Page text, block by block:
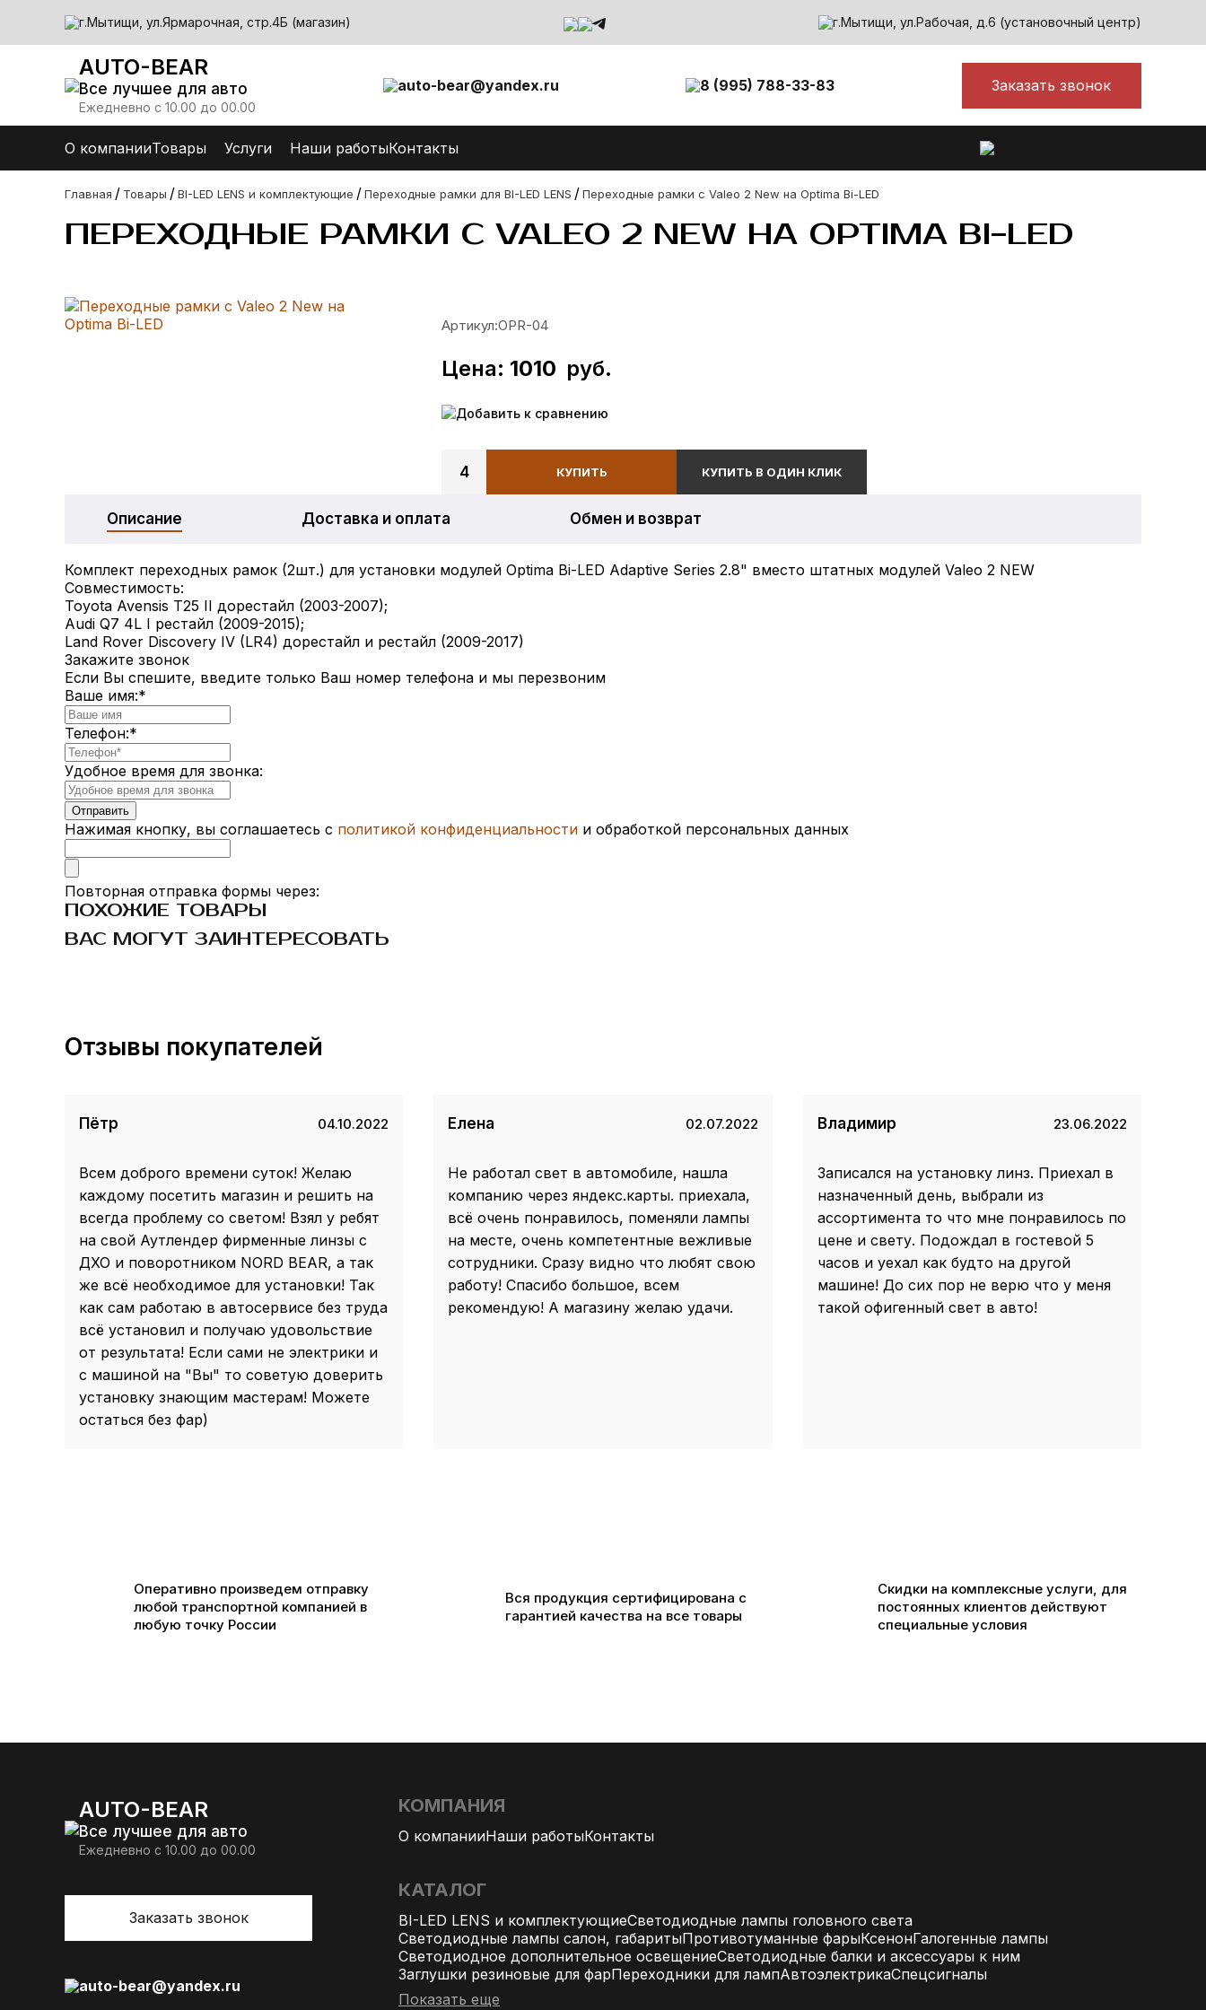
г.Мытищи, ул.Ярмарочная, стр.4Б (магазин) г.Мытищи, ул.Рабочая, д.6 (установочный центр)
AUTO-BEAR
Все лучшее для авто
Ежедневно с 10.00 до 00.00
auto-bear@yandex.ru 8 (995) 788-33-83 Заказать звонок
О компанииТовары Услуги Наши работыКонтакты
Главная / Товары /BI-LED LENS и комплектующие /Переходные рамки для BI-LED LENS /Переходные рамки с Valeo 2 New на Optima Bi-LED
ПЕРЕХОДНЫЕ РАМКИ С VALEO 2 NEW НА OPTIMA BI-LED
Артикул:OPR-04
Цена: 1010 руб.
Добавить к сравнению
4 КУПИТЬ КУПИТЬ В ОДИН КЛИК
Описание Доставка и оплата Обмен и возврат
Комплект переходных рамок (2шт.) для установки модулей Optima Bi-LED Adaptive Series 2.8" вместо штатных модулей Valeo 2 NEW
Совместимость:
Toyota Avensis T25 II дорестайл (2003-2007);
Audi Q7 4L I рестайл (2009-2015);
Land Rover Discovery IV (LR4) дорестайл и рестайл (2009-2017)
Закажите звонок
Если Вы спешите, введите только Ваш номер телефона и мы перезвоним
Ваше имя:*
Телефон:*
Удобное время для звонка:
Нажимая кнопку, вы соглашаетесь с политикой конфиденциальности и обработкой персональных данных
Повторная отправка формы через:
ПОХОЖИЕ ТОВАРЫ
ВАС МОГУТ ЗАИНТЕРЕСОВАТЬ
Отзывы покупателей
Пётр 04.10.2022
Всем доброго времени суток! Желаю
каждому посетить магазин и решить на
всегда проблему со светом! Взял у ребят
на свой Аутлендер фирменные линзы с
ДХО и поворотником NORD BEAR, а так
же всё необходимое для установки! Так
как сам работаю в автосервисе без труда
всё установил и получаю удовольствие
от результата! Если сами не электрики и
с машиной на "Вы" то советую доверить
установку знающим мастерам! Можете
остаться без фар)
Елена 02.07.2022
Не работал свет в автомобиле, нашла
компанию через яндекс.карты. приехала,
всё очень понравилось, поменяли лампы
на месте, очень компетентные вежливые
сотрудники. Сразу видно что любят свою
работу! Спасибо большое, всем
рекомендую! А магазину желаю удачи.
Владимир 23.06.2022
Записался на установку линз. Приехал в
назначенный день, выбрали из
ассортимента то что мне понравилось по
цене и свету. Подождал в гостевой 5
часов и уехал как будто на другой
машине! До сих пор не верю что у меня
такой офигенный свет в авто!
Оперативно произведем отправку
любой транспортной компанией в
любую точку России
Вся продукция сертифицирована с
гарантией качества на все товары
Скидки на комплексные услуги, для
постоянных клиентов действуют
специальные условия
AUTO-BEAR
Все лучшее для авто
Ежедневно с 10.00 до 00.00
Заказать звонок
auto-bear@yandex.ru
КОМПАНИЯ
О компанииНаши работыКонтакты
КАТАЛОГ
BI-LED LENS и комплектующиеСветодиодные лампы головного света
Светодиодные лампы салон, габаритыПротивотуманные фарыКсенонГалогенные лампы
Светодиодное дополнительное освещениеСветодиодные балки и аксессуары к ним
Заглушки резиновые для фарПереходники для лампАвтоэлектрикаСпецсигналы
Показать еще